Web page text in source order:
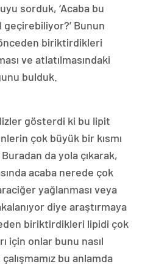
sorduk, ‘Acaba bu
geçirebiliyor?’ Bunun
biriktirdikleri
ve atlatılmasındaki
bulduk.
gösterdi ki bu lipit
çok büyük bir kısmı
da yola çıkarak,
acaba nerede çok
yağlanması veya
diye araştırmaya
biriktirdikleri lipidi çok
için onlar bunu nasıl
bu anlamda